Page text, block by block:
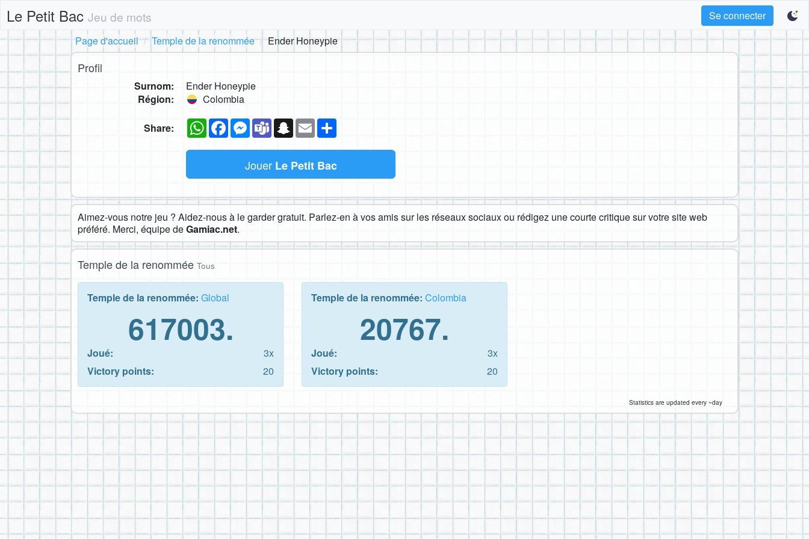
Le Petit Bac Jeu de mots
Se connecter
Page d'accueil
Temple de la renommée Ender Honeypie
Profil
Surnom:
Ender Honeypie
Région:
Colombia
Share: WhatsAppFacebookMessenger
TeamsSnapchat
Email
Jouer Le Petit Bac
Aimez-vous notre jeu ? Aidez-nous à le garder gratuit. Parlez-en à vos amis sur les réseaux sociaux ou rédigez une courte critique sur votre site web
préféré. Merci, équipe deGamiac.net.
Temple de la renommée Tous
Temple de la renommée: Global
617003.
Joué:
3x
Victory points:
20
Temple de la renommée: Colombia
20767.
Joué:
3x
Victory points:
20
Statistics are updated every ~day